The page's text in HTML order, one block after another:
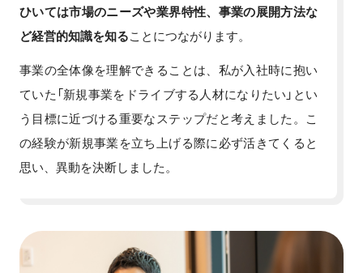
ひいては市場のニーズや業界特性、事業の展開方法な
ど経営的知識を知ることにつながります。
事業の全体像を理解できることは、私が入社時に抱い
ていた「新規事業をドライブする人材になりたい」とい
う目標に近づける重要なステップだと考えました。こ
の経験が新規事業を立ち上げる際に必ず活きてくると
思い、異動を決断しました。